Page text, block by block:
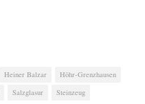
Heiner Balzar
Höhr-Grenzhausen
Salzglasur
Steinzeug